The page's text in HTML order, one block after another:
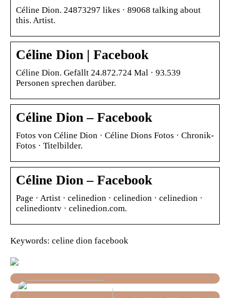
Céline Dion. 24873297 likes · 89068 talking about
this. Artist.
Céline Dion | Facebook
Céline Dion. Gefällt 24.872.724 Mal · 93.539
Personen sprechen darüber.
Céline Dion – Facebook
Fotos von Céline Dion · Céline Dions Fotos · Chronik-
Fotos · Titelbilder.
Céline Dion – Facebook
Page · Artist · celinedion · celinedion · celinedion ·
celinediontv · celinedion.com.
Keywords: celine dion facebook